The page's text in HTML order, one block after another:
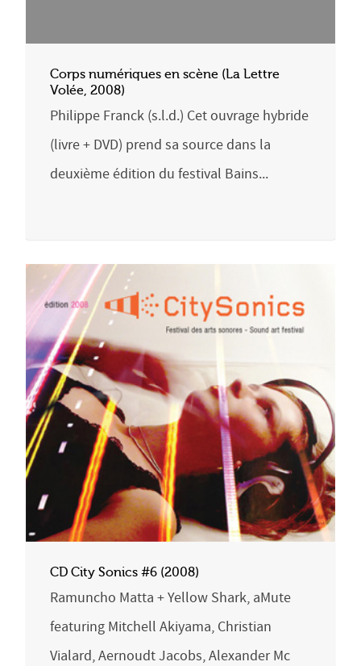
Corps numériques en scène (La Lettre
Volée, 2008)
Philippe Franck (s.l.d.) Cet ouvrage hybride
(livre + DVD) prend sa source dans la
deuxième édition du festival Bains...
CD City Sonics #6 (2008)
Ramuncho Matta + Yellow Shark, aMute
featuring Mitchell Akiyama, Christian
Vialard, Aernoudt Jacobs, Alexander Mc